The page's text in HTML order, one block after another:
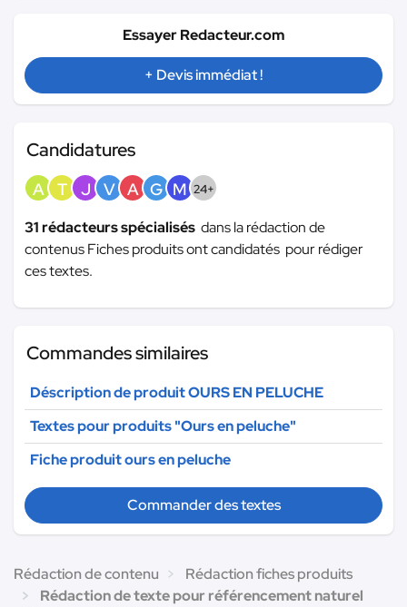
Essayer Redacteur.com
+ Devis immédiat !
Candidatures
A T J V A G M 24+
31 rédacteurs spécialisés dans la rédaction de
contenus Fiches produits ont candidatés pour rédiger
ces textes.
Commandes similaires
Déscription de produit OURS EN PELUCHE
Textes pour produits "Ours en peluche"
Fiche produit ours en peluche
Commander des textes
Rédaction de contenu
Rédaction fiches produits
Rédaction de texte pour référencement naturel